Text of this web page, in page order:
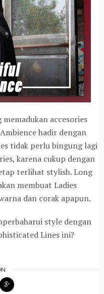
accesories
hadir dengan
tidak perlu bingung lagi
karena cukup dengan
terlihat stylish. Long
membuat Ladies
dan corak apapun.
style dengan
Lines ini?